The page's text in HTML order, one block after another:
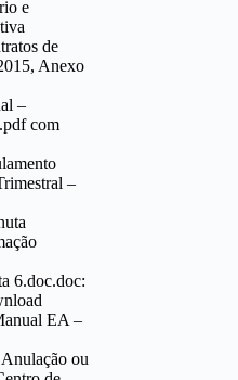
e
de
Anexo
–
com
–
6.doc.doc:
EA –
ou